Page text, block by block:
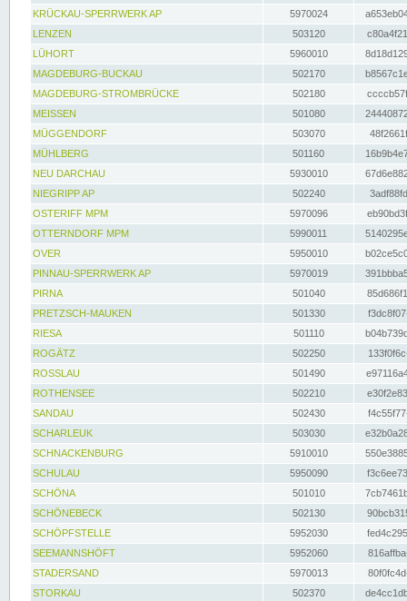
KRÜCKAU-SPERRWERK AP
5970024
LENZEN
503120
LÜHORT
5960010
MAGDEBURG-BUCKAU
502170
MAGDEBURG-STROMBRÜCKE
502180
MEISSEN
501080
MÜGGENDORF
503070
MÜHLBERG
501160
NEU DARCHAU
5930010
NIEGRIPP AP
502240
OSTERIFF MPM
5970096
OTTERNDORF MPM
5990011
OVER
5950010
PINNAU-SPERRWERK AP
5970019
PIRNA
501040
PRETZSCH-MAUKEN
501330
RIESA
501110
ROGÄTZ
502250
ROSSLAU
501490
ROTHENSEE
502210
SANDAU
502430
SCHARLEUK
503030
SCHNACKENBURG
5910010
SCHULAU
5950090
SCHÖNA
501010
SCHÖNEBECK
502130
SCHÖPFSTELLE
5952030
SEEMANNSHÖFT
5952060
STADERSAND
5970013
STORKAU
502370